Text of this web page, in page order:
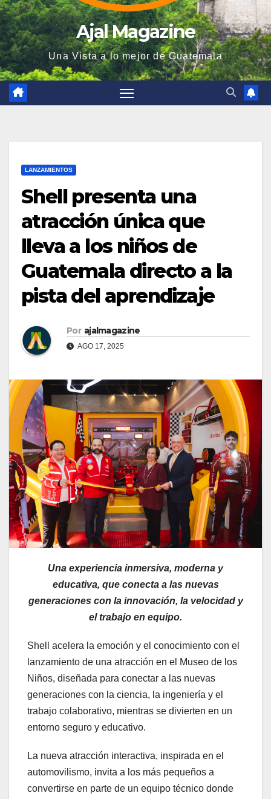
Ajal Magazine
Una Vista a lo mejor de Guatemala
LANZAMIENTOS
Shell presenta una
atracción única que
lleva a los niños de
Guatemala directo a la
pista del aprendizaje
Por ajalmagazine
AGO 17, 2025
Una experiencia inmersiva, moderna y
educativa, que conecta a las nuevas
generaciones con la innovación, la velocidad y
el trabajo en equipo.
Shell acelera la emoción y el conocimiento con el
lanzamiento de una atracción en el Museo de los
Niños, diseñada para conectar a las nuevas
generaciones con la ciencia, la ingeniería y el
trabajo colaborativo, mientras se divierten en un
entorno seguro y educativo.
La nueva atracción interactiva, inspirada en el
automovilismo, invita a los más pequeños a
convertirse en parte de un equipo técnico donde